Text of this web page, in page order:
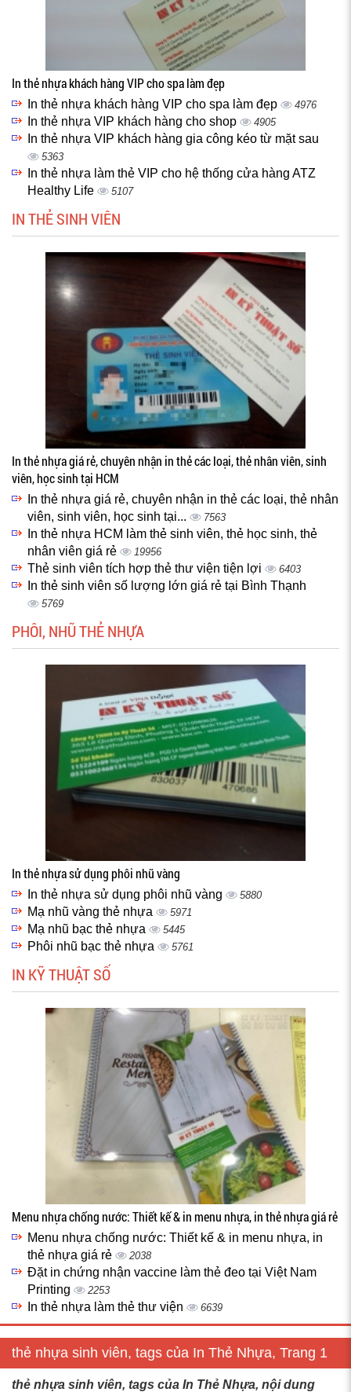
In thẻ nhựa khách hàng VIP cho spa làm đẹp
In thẻ nhựa khách hàng VIP cho spa làm đẹp 4976
In thẻ nhựa VIP khách hàng cho shop 4905
In thẻ nhựa VIP khách hàng gia công kéo từ mặt sau
5363
In thẻ nhựa làm thẻ VIP cho hệ thống cửa hàng ATZ
Healthy Life
5107
IN THẺ SINH VIÊN
In thẻ nhựa giá rẻ, chuyên nhận in thẻ các loại, thẻ nhân viên, sinh
viên, học sinh tại HCM
In thẻ nhựa giá rẻ, chuyên nhận in thẻ các loại, thẻ nhân
viên, sinh viên, học sinh tại...
7563
In thẻ nhựa HCM làm thẻ sinh viên, thẻ học sinh, thẻ
nhân viên giá rẻ
19956
Thẻ sinh viên tích hợp thẻ thư viện tiện lợi 6403
In thẻ sinh viên số lượng lớn giá rẻ tại Bình Thạnh
5769
PHÔI, NHŨ THẺ NHỰA
In thẻ nhựa sử dụng phôi nhũ vàng
In thẻ nhựa sử dụng phôi nhũ vàng 5880
Mạ nhũ vàng thẻ nhựa 5971
Mạ nhũ bạc thẻ nhựa 5445
Phôi nhũ bạc thẻ nhựa 5761
IN KỸ THUẬT SỐ
Menu nhựa chống nước: Thiết kế & in menu nhựa, in thẻ nhựa giá rẻ
Menu nhựa chống nước: Thiết kế & in menu nhựa, in
thẻ nhựa giá rẻ
2038
Đặt in chứng nhận vaccine làm thẻ đeo tại Việt Nam
Printing
2253
In thẻ nhựa làm thẻ thư viện 6639
thẻ nhựa sinh viên, tags của In Thẻ Nhựa, Trang 1
thẻ nhựa sinh viên, tags của In Thẻ Nhựa, nội dung